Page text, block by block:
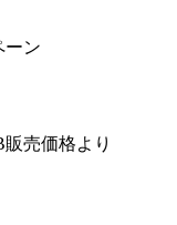
ーン
売価格より